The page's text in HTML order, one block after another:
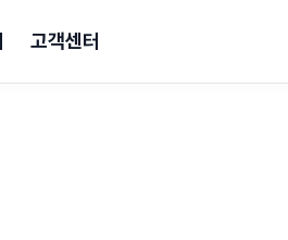
고객센터